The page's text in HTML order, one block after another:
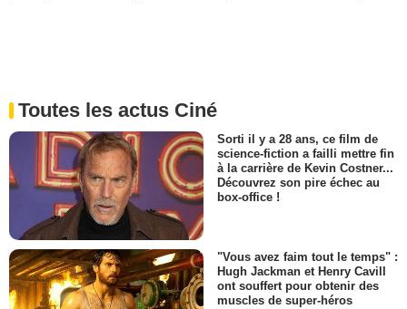
Toutes les actus Ciné
Sorti il y a 28 ans, ce film de
science-fiction a failli mettre fin
à la carrière de Kevin Costner...
Découvrez son pire échec au
box-office !
"Vous avez faim tout le temps" :
Hugh Jackman et Henry Cavill
ont souffert pour obtenir des
muscles de super-héros